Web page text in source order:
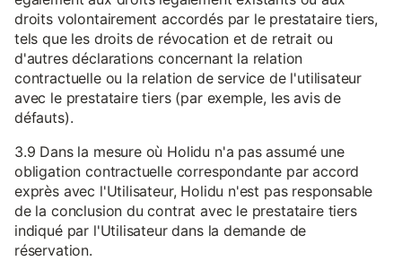
droits volontairement accordés par le prestataire tiers,
tels que les droits de révocation et de retrait ou
d'autres déclarations concernant la relation
contractuelle ou la relation de service de l'utilisateur
avec le prestataire tiers (par exemple, les avis de
défauts).
3.9 Dans la mesure où Holidu n'a pas assumé une
obligation contractuelle correspondante par accord
exprès avec l'Utilisateur, Holidu n'est pas responsable
de la conclusion du contrat avec le prestataire tiers
indiqué par l'Utilisateur dans la demande de
réservation.